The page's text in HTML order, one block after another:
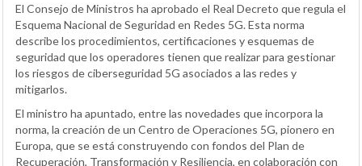
El Consejo de Ministros ha aprobado el Real Decreto que regula el
Esquema Nacional de Seguridad en Redes 5G. Esta norma
describe los procedimientos, certificaciones y esquemas de
seguridad que los operadores tienen que realizar para gestionar
los riesgos de ciberseguridad 5G asociados a las redes y
mitigarlos.
El ministro ha apuntado, entre las novedades que incorpora la
norma, la creación de un Centro de Operaciones 5G, pionero en
Europa, que se está construyendo con fondos del Plan de
Recuperación, Transformación y Resiliencia, en colaboración con